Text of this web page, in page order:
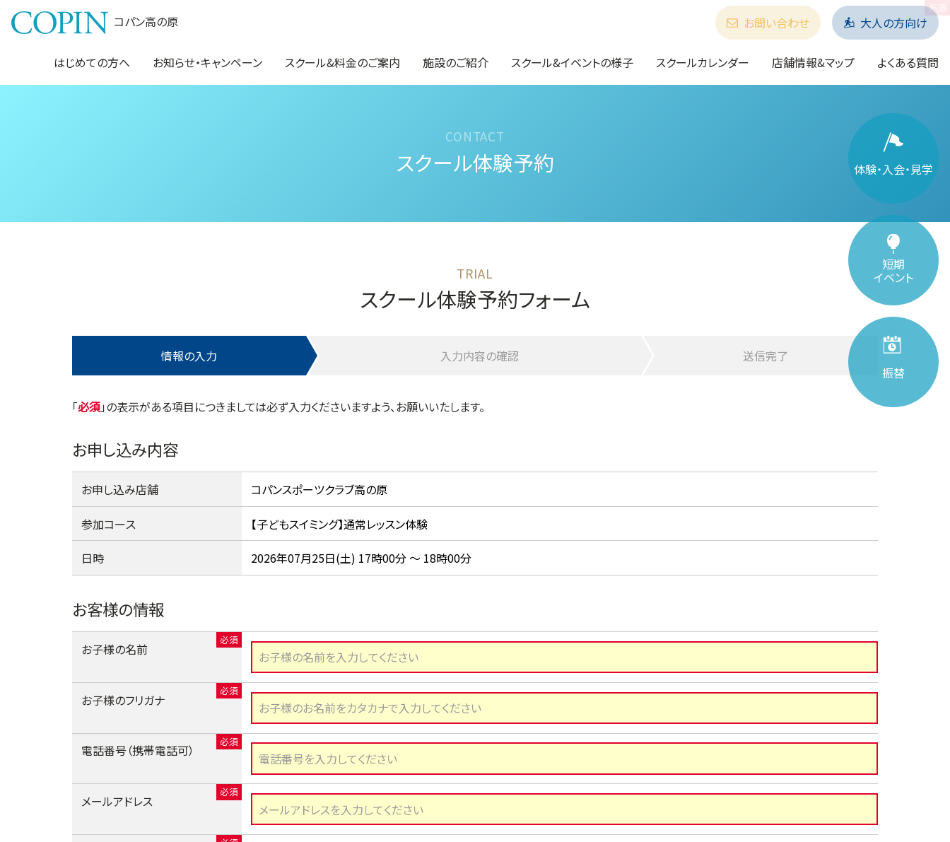
コパン高の原
はじめての方へ お知らせ・キャンペーン スクール&料金のご案内 施設のご紹介 スクール&イベントの様子 スクールカレンダー 店舗情報&マップ よくある質問
お問い合わせ 大人の方向け
スクール体験予約
スクール体験予約フォーム
情報の入力 入力内容の確認 送信完了
「 」の表示がある項目につきましては必ず入力くださいますよう、お願いいたします。
お申し込み内容
お申し込み店舗
参加コース
日時
お客様の情報
お子様の名前
お子様のフリガナ
電話番号（携帯電話可）
メールアドレス
体験・入会・見学
短期
イベント
振替